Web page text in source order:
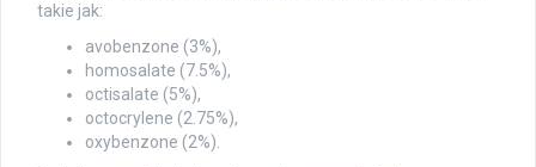
takie jak:
avobenzone (3%),
homosalate (7.5%),
octisalate (5%),
octocrylene (2.75%),
oxybenzone (2%).